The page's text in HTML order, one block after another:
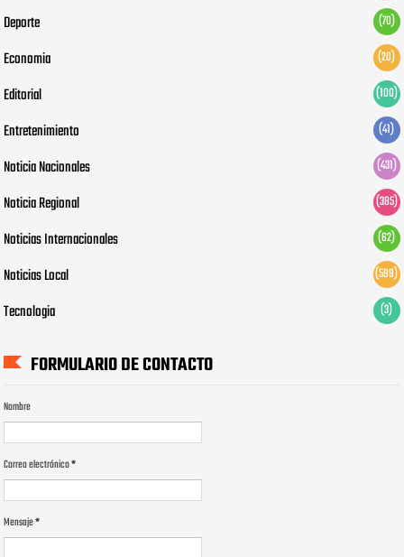
Deporte (70)
Economia (20)
Editorial (100)
Entretenimiento (41)
Noticia Nacionales (431)
Noticia Regional (385)
Noticias Internacionales (62)
Noticias Local (599)
Tecnologia (3)
FORMULARIO DE CONTACTO
Nombre
Correo electrónico*
Mensaje*